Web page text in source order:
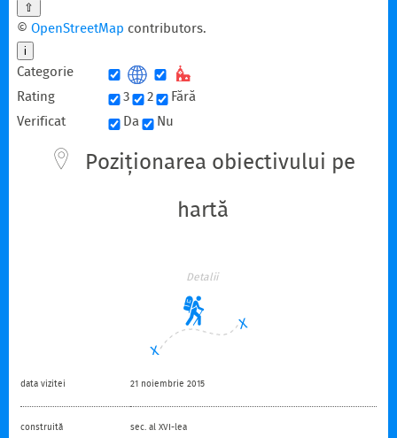
⇧
© OpenStreetMap contributors.
i
Categorie
Rating
3 2
Fără
Verificat
Da Nu
Poziționarea obiectivului pe
hartă
Detalii
data vizitei 21 noiembrie 2015
construită sec. al XVI-lea